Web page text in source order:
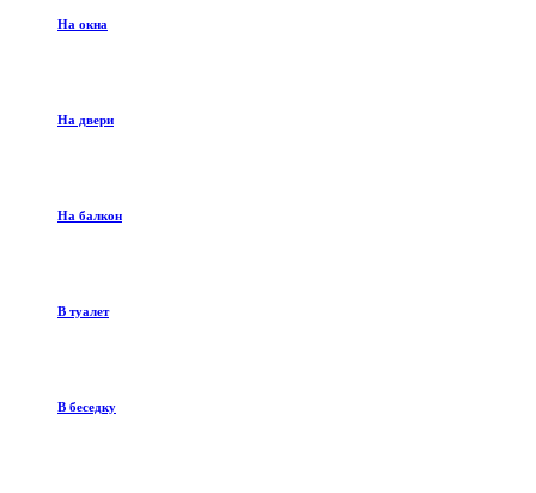
На окна
На двери
На балкон
В туалет
В беседку